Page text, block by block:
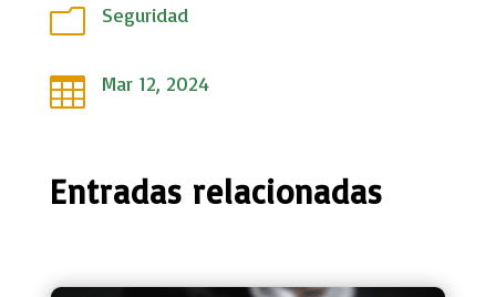
m Seguridad
 Mar 12, 2024
Entradas relacionadas